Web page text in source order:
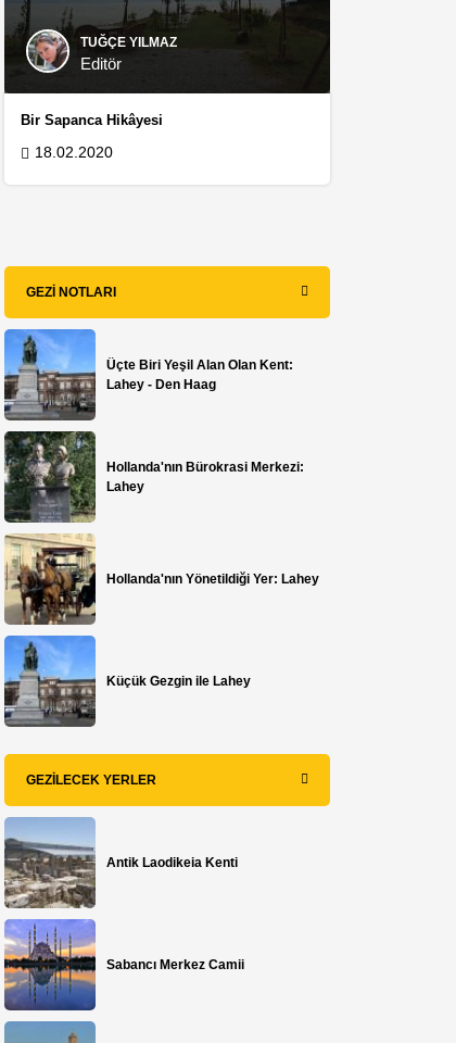
TUĞÇE YILMAZ
Editör
Bir Sapanca Hikâyesi
18.02.2020
GEZI NOTLARI
Üçte Biri Yeşil Alan Olan Kent:
Lahey - Den Haag
Hollanda'nın Bürokrasi Merkezi:
Lahey
Hollanda'nın Yönetildiği Yer: Lahey
Küçük Gezgin ile Lahey
GEZILECEK YERLER
Antik Laodikeia Kenti
Sabancı Merkez Camii